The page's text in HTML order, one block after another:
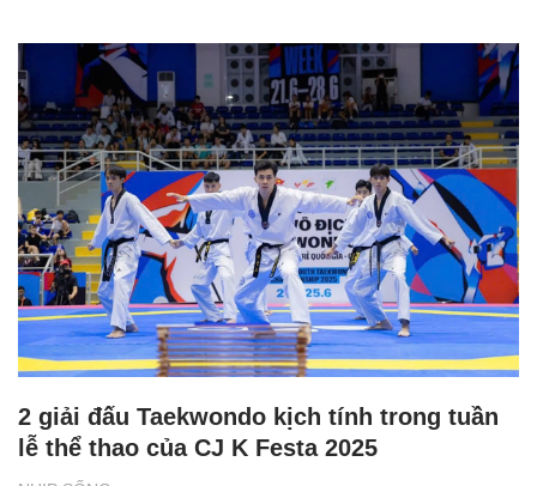
2 giải đấu Taekwondo kịch tính trong tuần
lễ thể thao của CJ K Festa 2025